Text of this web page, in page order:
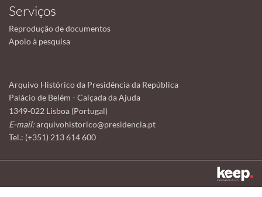
Serviços
Reprodução de documentos
Apoio à pesquisa
Arquivo Histórico da Presidência da República
Palácio de Belém - Calçada da Ajuda
1349-022 Lisboa (Portugal)
E-mail:arquivohistorico@presidencia.pt
Tel.: (+351) 213 614 600